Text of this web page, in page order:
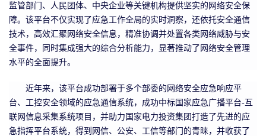
监管部门、人民团体、中央企业等关键机构提供坚实的网络安全保
障。该平台不仅实现了应急工作全局的实时洞察，还依托安全通信
技术，高效汇聚网络安全信息，精准协调并处置各类网络威胁与安
全事件，同时集成强大的综合分析能力，显著推动了网络安全管理
水平的全面提升。
近年来，该平台成功部署于多个部委的网络安全应急响应平
台、工控安全领域的应急通信系统，成功中标国家应急广播平台-互
联网信息采集系统项目，并助力国家电力投资集团打造了先进的应
急指挥平台系统，得到网信、公安、工信等部门的青睐，并收获了